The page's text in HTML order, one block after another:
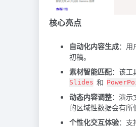
核心亮点
自动化内容生成：用
初稿。
素材智能匹配：该工
Slides 和
动态内容调整：演示
的区域性数据会有所
个性化交互体验：支